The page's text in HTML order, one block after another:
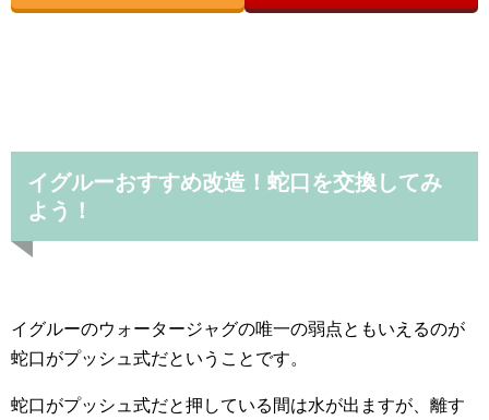
イグルーおすすめ改造！蛇口を交換してみ
よう！
イグルーのウォータージャグの唯一の弱点ともいえるのが
蛇口がプッシュ式だということです。
蛇口がプッシュ式だと押している間は水が出ますが、離す